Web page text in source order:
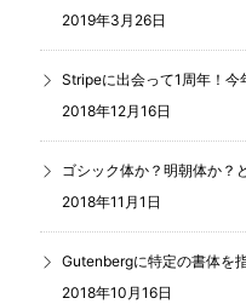
2019年3月26日
Stripeに出会って1周年！今
2018年12月16日
ゴシック体か？明朝体か？
2018年11月1日
Gutenbergに特定の書体を
2018年10月16日